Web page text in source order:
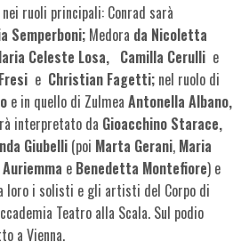
ruoli principali: Conrad sarà
Semperboni; Medora da Nicoletta
Celeste Losa, Camilla Cerulli e
e Christian Fagetti; nel ruolo di
e in quello di ZulmeaAntonella Albano,
interpretato da Gioacchino Starace,
Giubelli (poi Marta Gerani, Maria
e Benedetta Montefiore) e
loro i solisti e gli artisti del Corpo di
Teatro alla Scala. Sul podio
a Vienna.